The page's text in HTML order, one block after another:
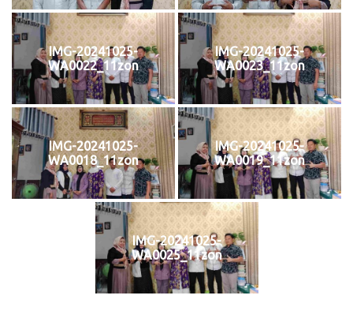
IMG-20241025-
WA0022_11zon
IMG-20241025-
WA0023_11zon
IMG-20241025-
WA0018_11zon
IMG-20241025-
WA0019_11zon
IMG-20241025-
WA0025_11zon